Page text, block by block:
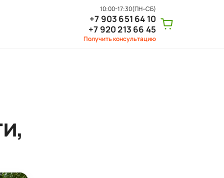
10:00-17:30(ПН–СБ)
Получить консультацию
+7 903 651 64 10
+7 920 213 66 45